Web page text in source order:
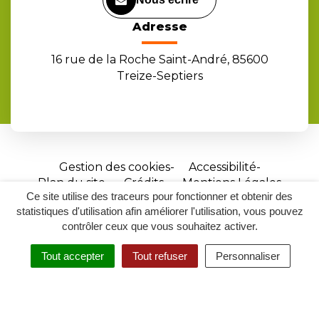
Ce site utilise des traceurs pour fonctionner et obtenir des
statistiques d'utilisation afin améliorer l'utilisation, vous pouvez
contrôler ceux que vous souhaitez activer.
Tout accepter Tout refuser Personnaliser
RECHERCHER
ACCESSIBILITÉ
Adresse
16 rue de la Roche Saint-André, 85600
Treize-Septiers
Gestion des cookies
Accessibilité
Plan du site
Crédits
Mentions Légales
Site
réalisé
par
Inovagora